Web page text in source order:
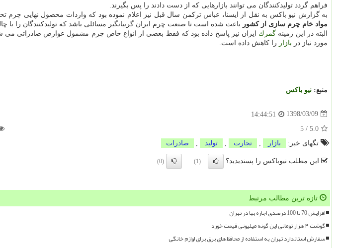
فراهم گردد تولیدكنندگان می توانند بازارهایی كه از دست دادند را پس بگیرند.
به گزارش نیو باكس به نقل از ایسنا، عباس تركمن سال قبل نیز اعلام نموده بود كه واردات محصول نهایی
مواد خام چرم سازی از كشور باعث شده است تا صنعت چرم ایران گریبانگیر مسائلی باشد كه تولیدكنندگان را
البته در این زمینه گمرك ایران نیز پاسخ داده بود كه فقط بعضی از انواع خاص چرم مشمول عوارض صادراتی
مورد نیاز در بازار را كاهش داده است.
منبع: نیو باكس
1398/03/09
14:44:51
5.0
/
5
تگهای خبر:
بازار تجارت تولید صادرات
این مطلب نیوباکس را پسندیدید؟ (1)
(0)
تازه ترین مطالب مرتبط
افزایش 70 تا 100 درصدی اجاره بها در تهران
گوشت ۴ هزار تومانی این گونه میلیونی قیمت خورد
سفارش استاندارد تهران به استفاده از محافظ های برق برای لوازم خانگی